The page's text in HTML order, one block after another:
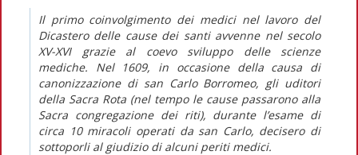
Il primo coinvolgimento dei medici nel lavoro del
Dicastero delle cause dei santi avvenne nel secolo
XV-XVI grazie al coevo sviluppo delle scienze
mediche. Nel 1609, in occasione della causa di
canonizzazione di san Carlo Borromeo, gli uditori
della Sacra Rota (nel tempo le cause passarono alla
Sacra congregazione dei riti), durante l’esame di
circa 10 miracoli operati da san Carlo, decisero di
sottoporli al giudizio di alcuni periti medici.